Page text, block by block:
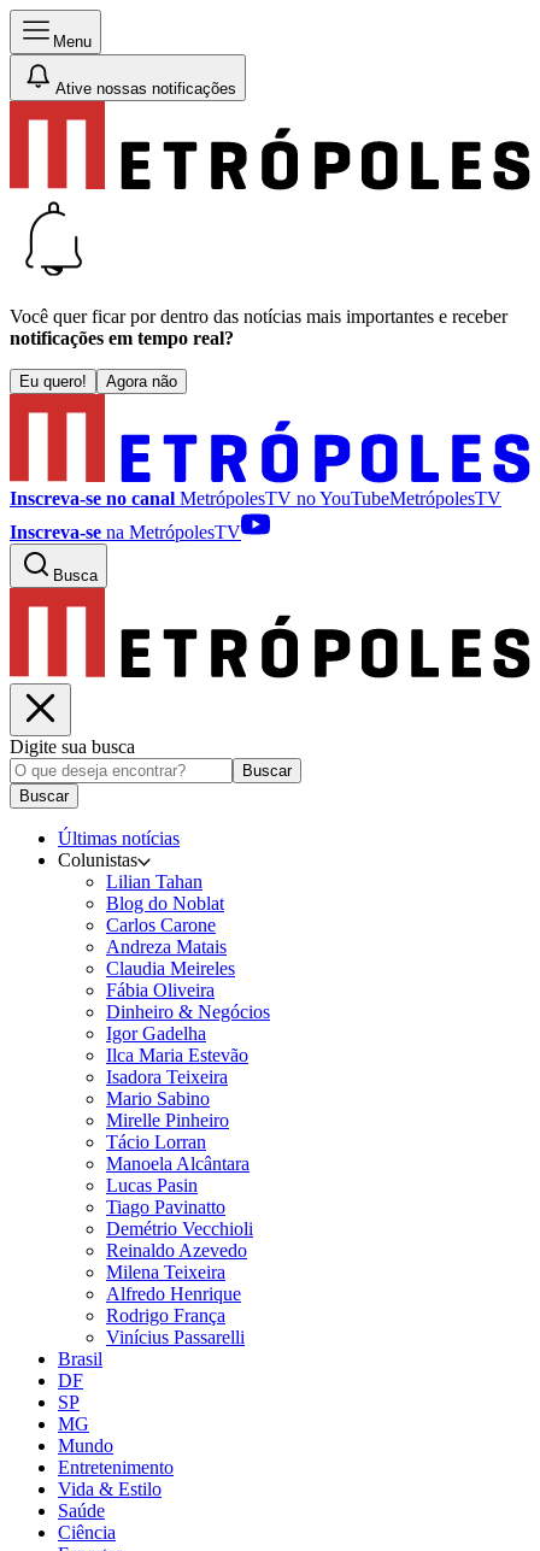
Menu
Ative nossas notificações
Você quer ficar por dentro das notícias mais importantes e receber
notificações em tempo real?
Eu quero! Agora não
Inscreva-se no canal MetrópolesTV noYouTubeMetrópolesTV
Inscreva-se na MetrópolesTV
Busca
Digite sua busca
Buscar
Buscar
Últimas notícias
Colunistas
Lilian Tahan
Blog do Noblat
Carlos Carone
Andreza Matais
Claudia Meireles
Fábia Oliveira
Dinheiro & Negócios
Igor Gadelha
Ilca Maria Estevão
Isadora Teixeira
Mario Sabino
Mirelle Pinheiro
Tácio Lorran
Manoela Alcântara
Lucas Pasin
Tiago Pavinatto
Demétrio Vecchioli
Reinaldo Azevedo
Milena Teixeira
Alfredo Henrique
Rodrigo França
Vinícius Passarelli
Brasil
DF
SP
MG
Mundo
Entretenimento
Vida & Estilo
Saúde
Ciência